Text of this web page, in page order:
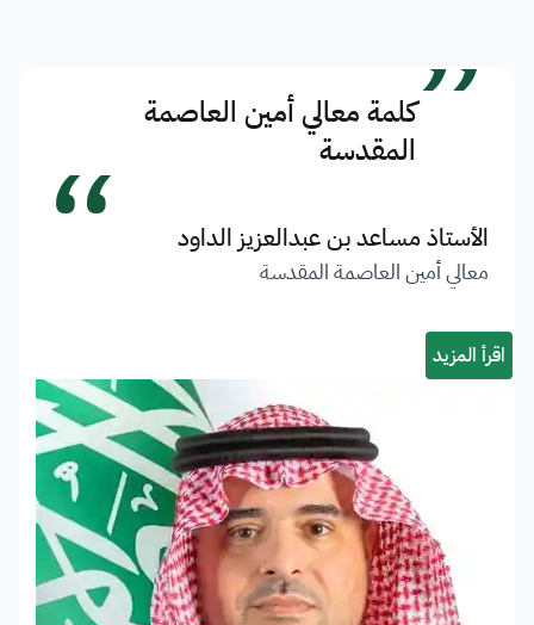
”كلمة معالي أمين العاصمة
المقدسة
الأستاذ مساعد بن عبدالعزيز الداود
معالي أمين العاصمة المقدسة “